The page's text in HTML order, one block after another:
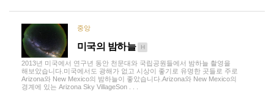
중앙
미국의 밤하늘 H
2013년 미국에서 연구년 동안 천문대와 국립공원들에서 밤하늘 촬영을
해보았습니다.미국에서도 광해가 없고 시상이 좋기로 유명한 곳들로 주로
Arizona와 New Mexico의 밤하늘이 좋았습니다.Arizona와 New Mexico의
경계에 있는 Arizona Sky VillageSon . . .